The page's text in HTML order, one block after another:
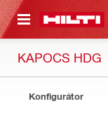
TARTALOMRA
KAPOCS HDG
Konfigurátor